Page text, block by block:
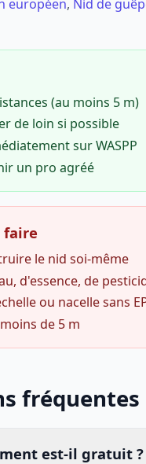
européen, Nid de
(au moins 5 m)
de loin si possible
sur WASPP
un pro agréé
faire
le nid soi-même
d'essence, de
ou nacelle sans
de 5 m
fréquentes
est-il gratuit ?